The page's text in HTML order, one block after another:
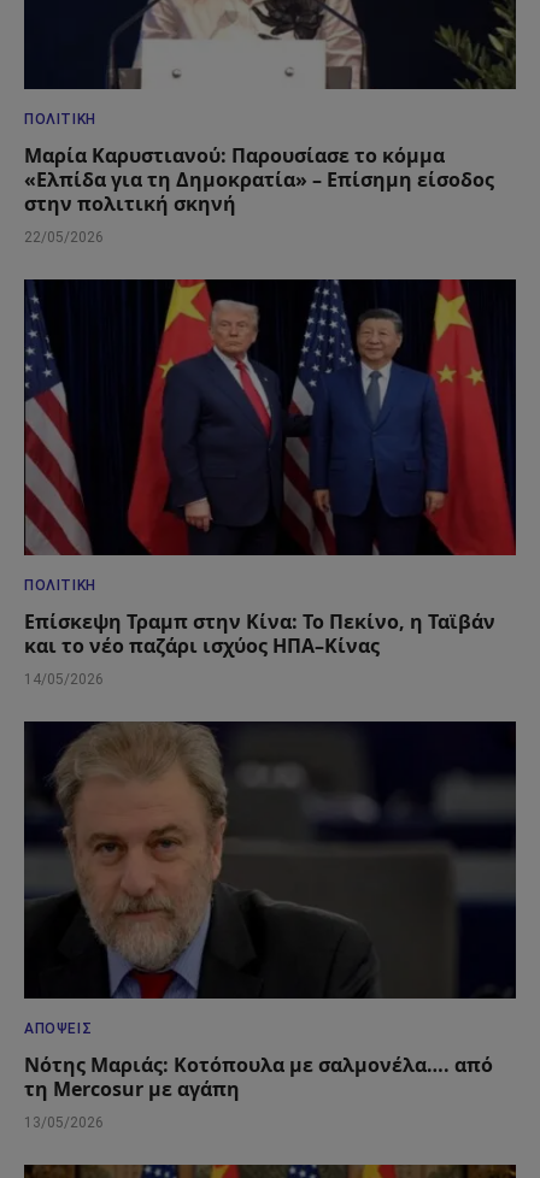
ΠΟΛΙΤΙΚΉ
Μαρία Καρυστιανού: Παρουσίασε το κόμμα
«Ελπίδα για τη Δημοκρατία» – Επίσημη είσοδος
στην πολιτική σκηνή
22/05/2026
ΠΟΛΙΤΙΚΉ
Επίσκεψη Τραμπ στην Κίνα: Το Πεκίνο, η Ταϊβάν
και το νέο παζάρι ισχύος ΗΠΑ–Κίνας
14/05/2026
ΑΠΌΨΕΙΣ
Νότης Μαριάς: Κοτόπουλα με σαλμονέλα…. από
τη Mercosur με αγάπη
13/05/2026